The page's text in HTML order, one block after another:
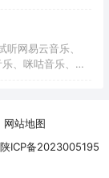
网易云音乐、
、咪咕音乐、荔
网站地图
陕ICP备2023005195